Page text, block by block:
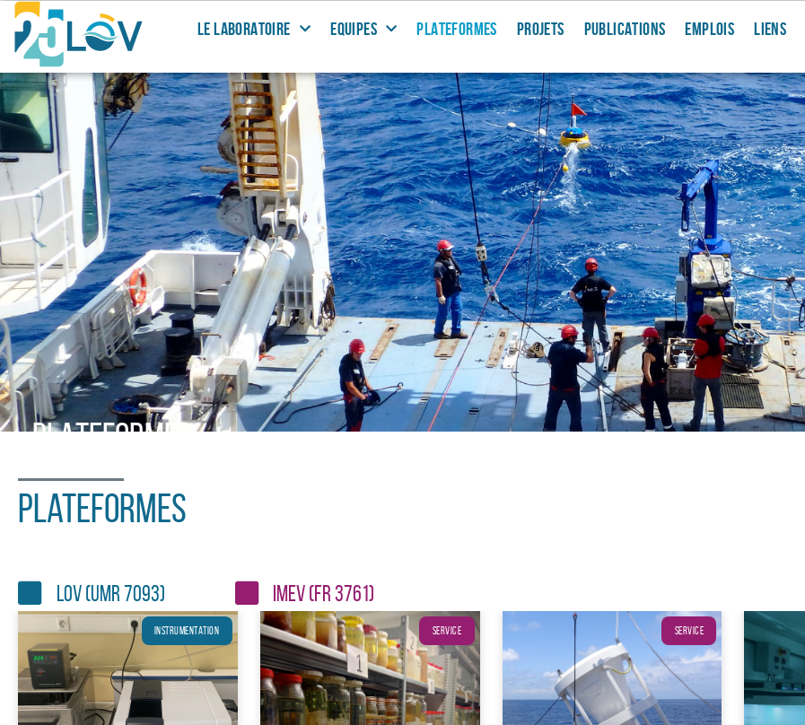
LE LABORATOIRE EQUIPES PLATEFORMES PROJETS PUBLICATIONS EMPLOIS LIENS
PLATEFORMES
du LOV
Plateformes
LOV (UMR 7093) IMEV (FR 3761)
INSTRUMENTATION SERVICE SERVICE